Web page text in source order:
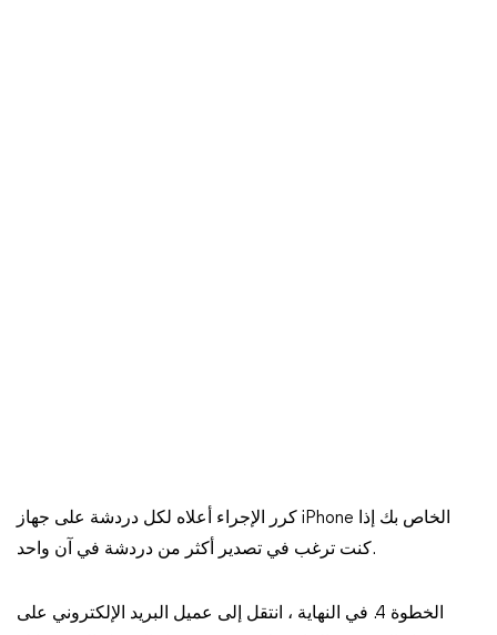
كرر الإجراء أعلاه لكل دردشة على جهاز iPhone الخاص بك إذا
كنت ترغب في تصدير أكثر من دردشة في آن واحد.
الخطوة 4. في النهاية ، انتقل إلى عميل البريد الإلكتروني على